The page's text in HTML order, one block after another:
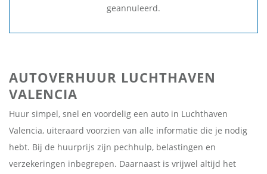
geannuleerd.
AUTOVERHUUR LUCHTHAVEN
VALENCIA
Huur simpel, snel en voordelig een auto in Luchthaven
Valencia, uiteraard voorzien van alle informatie die je nodig
hebt. Bij de huurprijs zijn pechhulp, belastingen en
verzekeringen inbegrepen. Daarnaast is vrijwel altijd het